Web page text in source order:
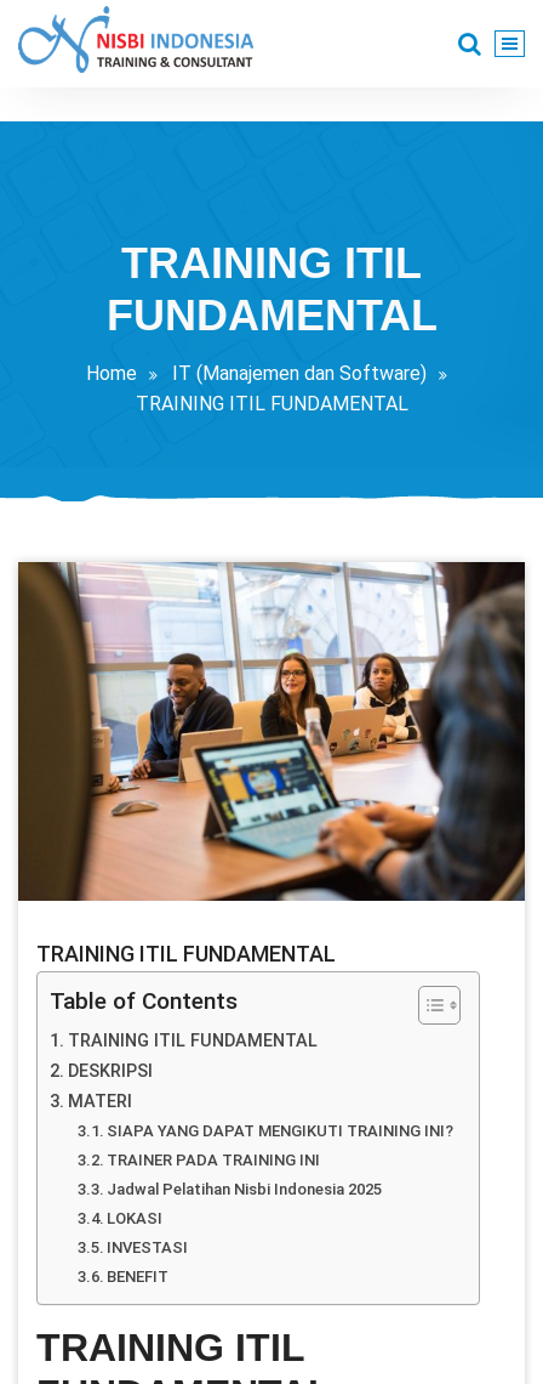
content
TRAINING ITIL
FUNDAMENTAL
Home
IT (Manajemen dan Software)
TRAINING ITIL FUNDAMENTAL
TRAINING ITIL FUNDAMENTAL
Table of Contents
TRAINING ITIL FUNDAMENTAL
DESKRIPSI
MATERI
SIAPA YANG DAPAT MENGIKUTI TRAINING INI?
TRAINER PADA TRAINING INI
Jadwal Pelatihan Nisbi Indonesia 2025
LOKASI
INVESTASI
BENEFIT
TRAINING ITIL